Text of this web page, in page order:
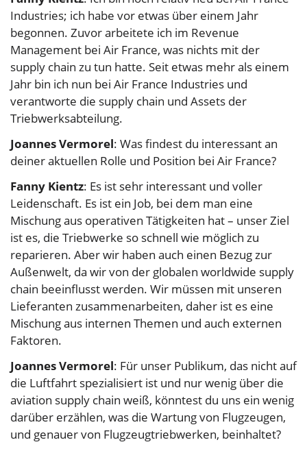
Industries; ich habe vor etwas über einem Jahr
begonnen. Zuvor arbeitete ich im Revenue
Management bei Air France, was nichts mit der
supply chain zu tun hatte. Seit etwas mehr als einem
Jahr bin ich nun bei Air France Industries und
verantworte die supply chain und Assets der
Triebwerksabteilung.
Joannes Vermorel: Was findest du interessant an
deiner aktuellen Rolle und Position bei Air France?
Fanny Kientz: Es ist sehr interessant und voller
Leidenschaft. Es ist ein Job, bei dem man eine
Mischung aus operativen Tätigkeiten hat – unser Ziel
ist es, die Triebwerke so schnell wie möglich zu
reparieren. Aber wir haben auch einen Bezug zur
Außenwelt, da wir von der globalen worldwide supply
chain beeinflusst werden. Wir müssen mit unseren
Lieferanten zusammenarbeiten, daher ist es eine
Mischung aus internen Themen und auch externen
Faktoren.
Joannes Vermorel: Für unser Publikum, das nicht auf
die Luftfahrt spezialisiert ist und nur wenig über die
aviation supply chain weiß, könntest du uns ein wenig
darüber erzählen, was die Wartung von Flugzeugen,
und genauer von Flugzeugtriebwerken, beinhaltet?